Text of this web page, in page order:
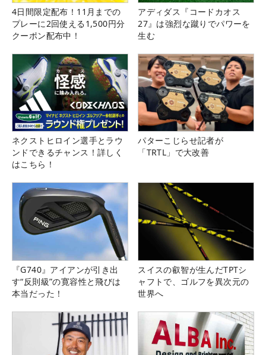
4日間限定配布！11月までの
プレーに2回使える1,500円分
クーポン配布中！
アディダス『コードカオス
27』は強烈な蹴りでパワーを
生む
ネクストヒロイン選手とラウ
ンドできるチャンス！詳しく
はこちら！
パターこじらせ記者が
「TRTL」で大改善
『G740』アイアンが引き出
す“反則級”の寛容性と飛びは
本当だった！
スイスの叡智が生んだTPTシ
ャフトで、ゴルフを異次元の
世界へ